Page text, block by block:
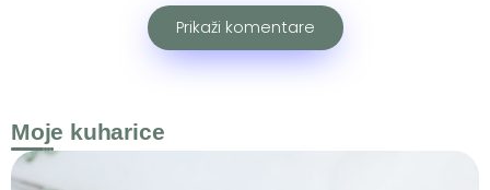
Prikaži komentare
Moje kuharice